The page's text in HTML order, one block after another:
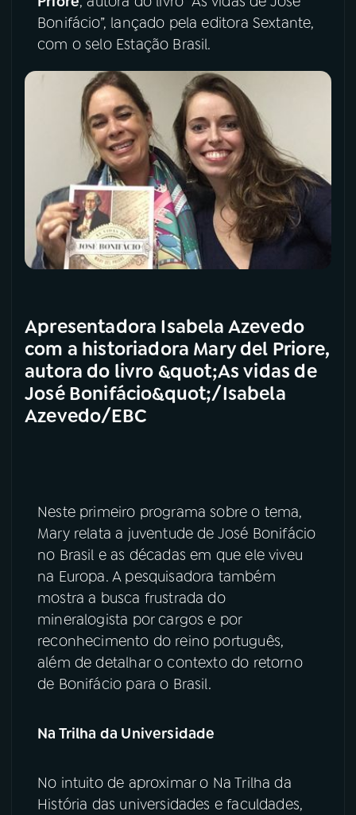
Instagram X
Bonifácio”, lançado pela editora Sextante,
com o selo Estação Brasil.
Apresentadora Isabela Azevedo
com a historiadora Mary del Priore,
autora do livro &quot;As vidas de
José Bonifácio&quot;/Isabela
Azevedo/EBC
Neste primeiro programa sobre o tema,
Mary relata a juventude de José Bonifácio
no Brasil e as décadas em que ele viveu
na Europa. A pesquisadora também
mostra a busca frustrada do
mineralogista por cargos e por
reconhecimento do reino português,
além de detalhar o contexto do retorno
de Bonifácio para o Brasil.
Na Trilha da Universidade
No intuito de aproximar o Na Trilha da
História das universidades e faculdades,